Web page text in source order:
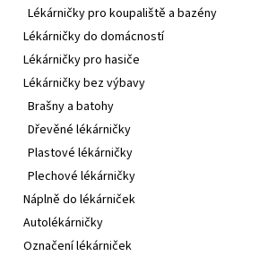
Lékárničky pro koupaliště a bazény
Lékárničky do domácností
Lékárničky pro hasiče
Lékárničky bez výbavy
Brašny a batohy
Dřevěné lékárničky
Plastové lékárničky
Plechové lékárničky
Náplně do lékárniček
Autolékárničky
Označení lékárniček